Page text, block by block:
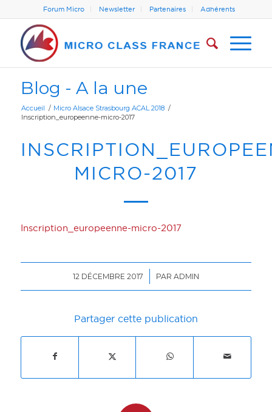
Forum Micro Newsletter Partenaires Adhérents
Blog - A la une
Accueil / Micro Alsace Strasbourg ACAL 2018 /
Inscription_europeenne-micro-2017
MICRO-2017
Inscription_europeenne-micro-2017
12 DÉCEMBRE 2017
/ PAR ADMIN
Partager cette publication